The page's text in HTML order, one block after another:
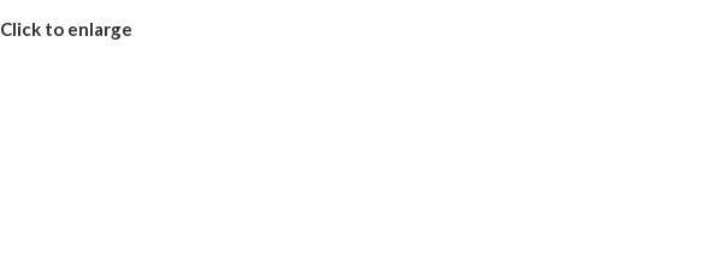
Click to enlarge